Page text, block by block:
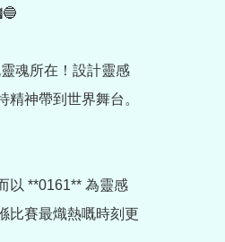
魂所在！設計靈感
神帶到世界舞台。
以 **0161** 為靈感
比賽最熾熱嘅時刻更